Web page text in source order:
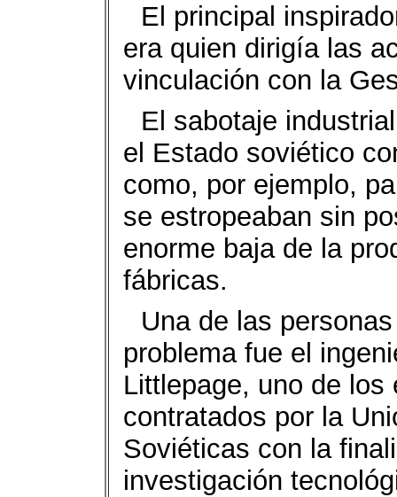
El principal
era quien dirigía las
vinculación con la
El sabotaje
el Estado soviético
como, por ejemplo,
se estropeaban sin
enorme baja de la
fábricas.
Una de las
problema fue el
Littlepage, uno de
contratados por la
Soviéticas con la
investigación